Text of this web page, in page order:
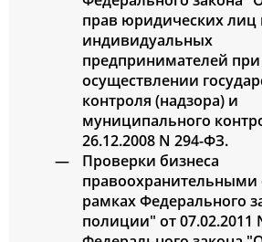
прав юридических лиц
индивидуальных
предпринимателей при
осуществлении
контроля (надзора) и
муниципального
26.12.2008 N 294-ФЗ.
Проверки бизнеса
правоохранительными
рамках Федерального
полиции" от 07.02.2011